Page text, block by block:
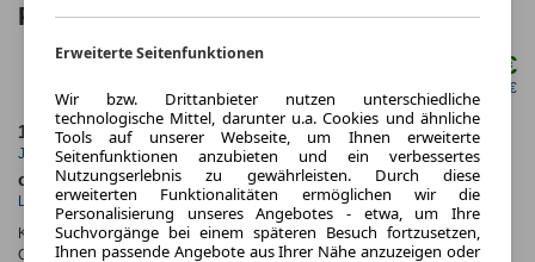
Panoramadach
796,00 €
netto mtl. 668,91 €
10.000,0 km
Jahrliche Fahrleistung
48 Monate
Laufzeit
ca. 388 kW (527 PS)
Leistung
Elektro
Kraftstoff
Kraftstoffverbr.¹: ca. 22,0 kWh/100km (komb.)
CO
-Emissionen*:ca. 0 g/km(komb.)
Erweiterte Seitenfunktionen
Wir bzw. Drittanbieter nutzen unterschiedliche
technologische Mittel, darunter u.a. Cookies und ähnliche
Tools auf unserer Webseite, um Ihnen erweiterte
Seitenfunktionen anzubieten und ein verbessertes
Nutzungserlebnis zu gewährleisten. Durch diese
erweiterten Funktionalitäten ermöglichen wir die
Personalisierung unseres Angebotes - etwa, um Ihre
Suchvorgänge bei einem späteren Besuch fortzusetzen,
Ihnen passende Angebote aus Ihrer Nähe anzuzeigen oder